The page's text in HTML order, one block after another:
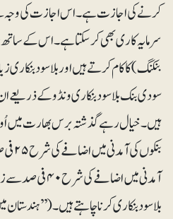
کرنے کی اجازت ہے۔ اس اجازت کی وجہ
سرمایہ کاری بھی کرسکتا ہے۔ اس کے ساتھ
بنکنگ) کا کام کرتے ہیں اور بلاسود بنکاری
سودی بنک بلاسود بنکاری ونڈو کے ذریعے
ہیں۔ خیال رہے گذشتہ برس بھارت میں
آمدنی میں اضافے
بلاسود بنکاری کرنا چاہتے ہیں۔